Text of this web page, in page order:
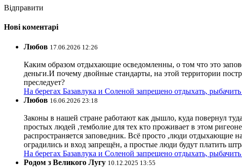
Відправити
Нові коментарі
Любов 17.06.2026 12:26
Каким образом отдыхающие осведомленны, о том что это
деньги.И почему двойные стандарты, на этой территории
преследует?
На берегах Базавлука и Соленой запрещено отдыхать,
Любов 16.06.2026 23:18
Законы в нашей стране работают как дышло, куда повернул
простых людей ,темболие для тех кто проживает в этом
распространяется заповедник. Всё просто ,люди отдыхающие
оградились и вход запрещён, а простые люди будут платить
На берегах Базавлука и Соленой запрещено отдыхать,
Родом з Великого Лугу 10.12.2025 13:55